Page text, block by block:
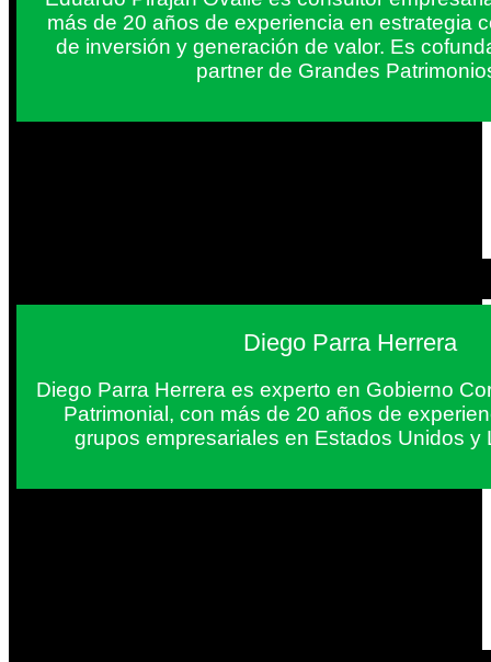
más de 20 años de experiencia en estrategia
de inversión y generación de valor. Es
partner de Grandes
Diego Parra Herrera
Diego Parra Herrera es experto en Gobierno
Patrimonial, con más de 20 años de
grupos empresariales en Estados Unidos y